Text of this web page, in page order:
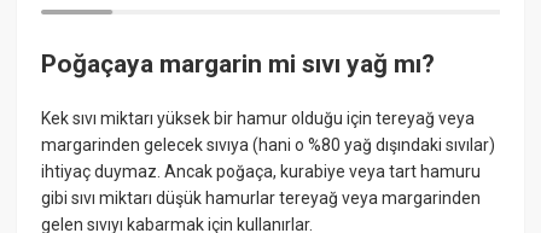
Poğaçaya margarin mi sıvı yağ mı?
Kek sıvı miktarı yüksek bir hamur olduğu için tereyağ veya
margarinden gelecek sıvıya (hani o %80 yağ dışındaki sıvılar)
ihtiyaç duymaz. Ancak poğaça, kurabiye veya tart hamuru
gibi sıvı miktarı düşük hamurlar tereyağ veya margarinden
gelen sıvıyı kabarmak için kullanırlar.